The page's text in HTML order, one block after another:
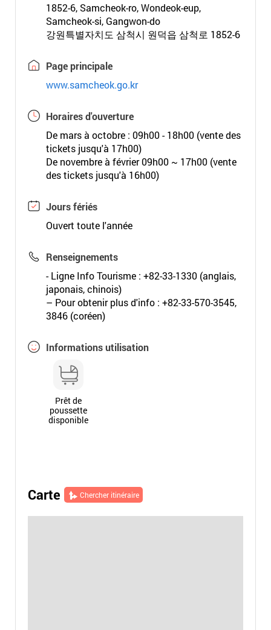
1852-6, Samcheok-ro, Wondeok-eup,
Samcheok-si, Gangwon-do
강원특별자치도 삼척시 원덕읍 삼척로 1852-6
Page principale
www.samcheok.go.kr
Horaires d'ouverture
De mars à octobre : 09h00 - 18h00 (vente des
tickets jusqu'à 17h00)
De novembre à février 09h00 ~ 17h00 (vente
des tickets jusqu'à 16h00)
Jours fériés
Ouvert toute l'année
Renseignements
- Ligne Info Tourisme : +82-33-1330 (anglais,
japonais, chinois)
– Pour obtenir plus d'info : +82-33-570-3545,
3846 (coréen)
Informations utilisation
Prêt de
poussette
disponible
Carte Chercher itinéraire